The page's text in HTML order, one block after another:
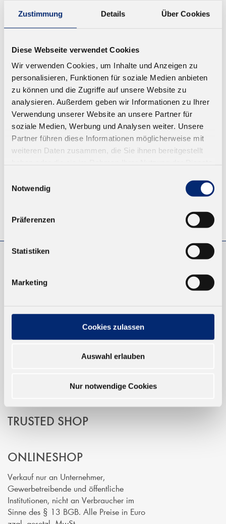
Zustimmung Details Über Cookies
Diese Webseite verwendet Cookies
Wir verwenden Cookies, um Inhalte und Anzeigen zu
personalisieren, Funktionen für soziale Medien anbieten
zu können und die Zugriffe auf unsere Website zu
analysieren. Außerdem geben wir Informationen zu Ihrer
Verwendung unserer Website an unsere Partner für
soziale Medien, Werbung und Analysen weiter. Unsere
Partner führen diese Informationen möglicherweise mit
weiteren Daten zusammen, die Sie ihnen bereitgestellt
Notwendig
Präferenzen
Statistiken
Marketing
Cookies zulassen
Auswahl erlauben
Nur notwendige Cookies
568.0 1K PUR Montageklebstoff D4
Hervorragende Haftung. Geprüft nach EN 14257
(Watt 91). Farbe: beige. Offene Zeit: ca. 5 Minuten
Ab 14,26 € zzgl. MwSt.
ZUM WARENKORB
© KLEIBERIT SE & CO. KG, Max-Becker-Str. 4, 76356 Weingarten,
NEUKUNDEN
EINFACH BEZAHLEN
TRUSTED SHOP
ONLINESHOP
Verkauf nur an Unternehmer,
Gewerbetreibende und öffentliche
Institutionen, nicht an Verbraucher im
Sinne des § 13 BGB. Alle Preise in Euro